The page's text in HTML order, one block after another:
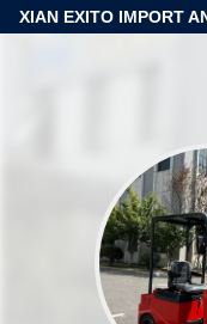
XIAN EXITO IMPORT